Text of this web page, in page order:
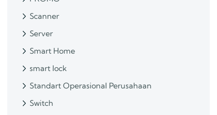
Scanner
Server
Smart Home
smart lock
Standart Operasional Perusahaan
Switch